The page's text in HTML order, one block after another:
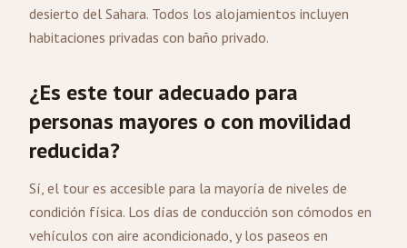
desierto del Sahara. Todos los alojamientos incluyen
habitaciones privadas con baño privado.
¿Es este tour adecuado para
personas mayores o con movilidad
reducida?
Sí, el tour es accesible para la mayoría de niveles de
condición física. Los días de conducción son cómodos en
vehículos con aire acondicionado, y los paseos en